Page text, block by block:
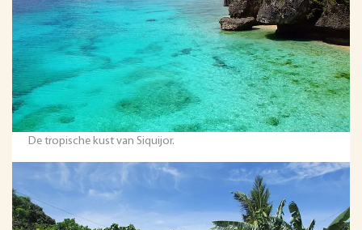
De tropische kust van Siquijor.